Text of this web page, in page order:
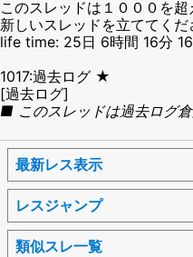
このスレッドは１０００を超
新しいスレッドを立ててくだ
life time: 25日 6時間 16分
1017:過去ログ ★
[過去ログ]
■ このスレッドは過去ログ
最新レス表示
レスジャンプ
類似スレ一覧